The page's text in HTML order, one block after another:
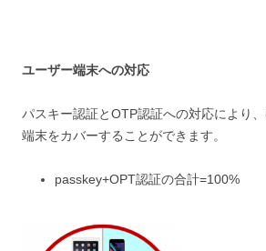
ユーザー端末への対応
パスキー認証とOTP認証への対応により
端末をカバーすることができます。
passkey+OPT認証の合計=100%